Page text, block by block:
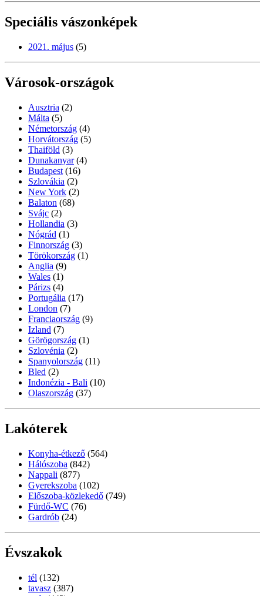
Speciális vászonképek
2021. május (5)
Városok-országok
Ausztria (2)
Málta (5)
Németország (4)
Horvátország (5)
Thaiföld (3)
Dunakanyar (4)
Budapest (16)
Szlovákia (2)
New York (2)
Balaton (68)
Svájc (2)
Hollandia (3)
Nógrád (1)
Finnország (3)
Törökország (1)
Anglia (9)
Wales (1)
Párizs (4)
Portugália (17)
London (7)
Franciaország (9)
Izland (7)
Görögország (1)
Szlovénia (2)
Spanyolország (11)
Bled (2)
Indonézia - Bali (10)
Olaszország (37)
Lakóterek
Konyha-étkező (564)
Hálószoba (842)
Nappali (877)
Gyerekszoba (102)
Előszoba-közlekedő (749)
Fürdő-WC (76)
Gardrób (24)
Évszakok
tél (132)
tavasz (387)